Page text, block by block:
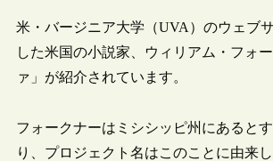
米・バージニア大学（UVA）のウェブ
した米国の小説家、ウィリアム・フォ
ァ」が紹介されています。
フォークナーはミシシッピ州にあると
り、プロジェクト名はこのことに由来